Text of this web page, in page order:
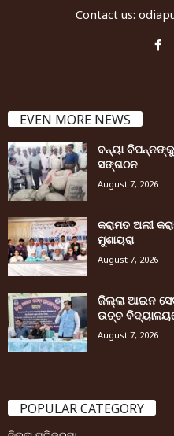
Contact us:
EVEN MORE NEWS
ବନ୍ୟା ବିପନ୍ନଙ୍କୁ
ସଙ୍ଗଠନ
August 7, 2026
କରାମତ ଅଲୀ
ମୁଶାୟରା
August 7, 2026
ଜିଲ୍ଲା ଆଇନ
ଉଚ୍ଚ
August 7, 2026
POPULAR CATEGORY